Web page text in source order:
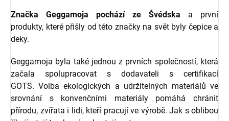
Značka Geggamoja pochází ze Švédska a první
produkty, které přišly od této značky na svět byly čepice a
deky.
Geggamoja byla také jednou z prvních společností, která
začala spolupracovat s dodavateli s certifikací
GOTS. Volba ekologických a udržitelných materiálů ve
srovnání s konvenčními materiály pomáhá chránit
přírodu, zvířata i lidi, kteří pracují ve výrobě. Jak s oblibou